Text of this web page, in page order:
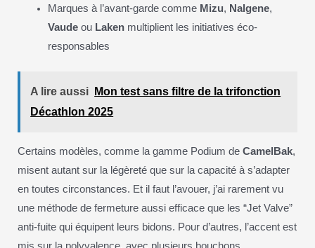
Marques à l’avant-garde comme Mizu, Nalgene,
Vaude ou Laken multiplient les initiatives éco-
responsables
A lire aussi
Mon test sans filtre de la trifonction
Décathlon 2025
Certains modèles, comme la gamme Podium de CamelBak,
misent autant sur la légèreté que sur la capacité à s’adapter
en toutes circonstances. Et il faut l’avouer, j’ai rarement vu
une méthode de fermeture aussi efficace que les “Jet Valve”
anti-fuite qui équipent leurs bidons. Pour d’autres, l’accent est